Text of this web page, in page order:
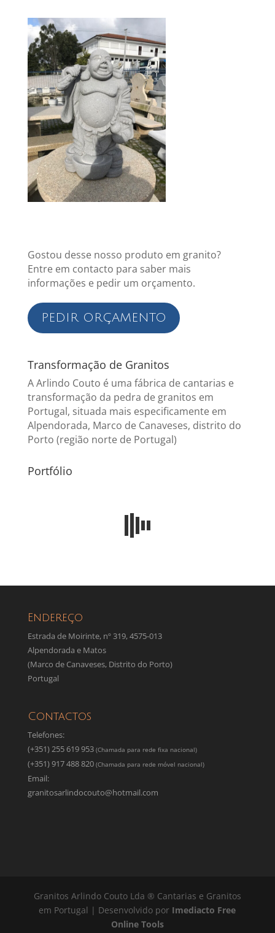
Gostou desse nosso produto em granito?
Entre em contacto para saber mais
informações e pedir um orçamento.
PEDIR ORÇAMENTO
Transformação de Granitos
A Arlindo Couto é uma fábrica de cantarias e
transformação da pedra de granitos em
Portugal, situada mais especificamente em
Alpendorada, Marco de Canaveses, distrito do
Porto (região norte de Portugal)
Portfólio
Endereço
Estrada de Moirinte, nº 319, 4575-013
Alpendorada e Matos
(Marco de Canaveses, Distrito do Porto)
Portugal
Contactos
Telefones:
(+351) 255 619 953 (Chamada para rede fixa nacional)
(+351) 917 488 820 (Chamada para rede móvel nacional)
Email:
granitosarlindocouto@hotmail.com
Granitos Arlindo Couto Lda ® Cantarias e Granitos
em Portugal | Desenvolvido por Imediacto Free
Online Tools